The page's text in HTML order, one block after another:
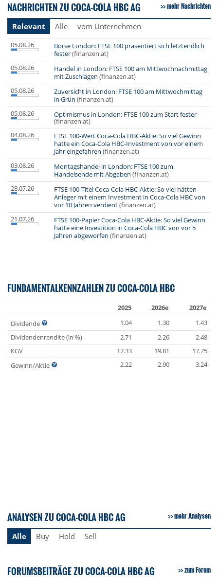
NACHRICHTEN ZU COCA-COLA HBC AG mehr Nachrichten
Relevant Alle vom Unternehmen
05.08.26
Börse London: FTSE 100 präsentiert sich letztendlich
fester(finanzen.at)
05.08.26
Handel in London: FTSE 100 am Mittwochnachmittag
mit Zuschlägen (finanzen.at)
05.08.26
Zuversicht in London: FTSE 100 am Mittwochmittag
in Grün (finanzen.at)
05.08.26
Optimismus in London: FTSE 100 zum Start fester
(finanzen.at)
04.08.26
FTSE 100-Wert Coca-Cola HBC-Aktie: So viel Gewinn
hätte ein Coca-Cola HBC-Investment von vor einem
Jahr eingefahren (finanzen.at)
03.08.26
Montagshandel in London: FTSE 100 zum
Handelsende mit Abgaben (finanzen.at)
28.07.26
FTSE 100-Titel Coca-Cola HBC-Aktie: So viel hätten
Anleger mit einem Investment in Coca-Cola HBC von
vor 10 Jahren verdient(finanzen.at)
21.07.26
FTSE 100-Papier Coca-Cola HBC-Aktie: So viel Gewinn
hätte eine Investition in Coca-Cola HBC von vor 5
Jahren abgeworfen (finanzen.at)
FUNDAMENTALKENNZAHLEN ZU COCA-COLA HBC
2025 2026e
2027e
Dividende
1.04 1.30
1.43
Dividendenrendite (in %)
2.71 2.26
2.48
KGV
17.33 19.81
17.75
Gewinn/Aktie
2.22 2.90 3.24
ANALYSEN ZU COCA-COLA HBC AG mehr Analysen
Alle Buy Hold Sell
FORUMSBEITRÄGE ZU COCA-COLA HBC AG zum Forum